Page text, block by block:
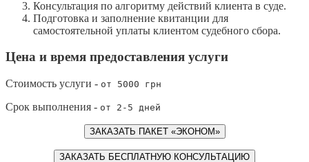
Консультация по алгоритму действий клиента в суде.
Подготовка и заполнение квитанции для
самостоятельной уплаты клиентом судебного сбора.
Цена и время предоставления услуги
Стоимость услуги - от 5000 грн
Срок выполнения - от 2-5 дней
ЗАКАЗАТЬ ПАКЕТ «ЭКОНОМ»
ЗАКАЗАТЬ БЕСПЛАТНУЮ КОНСУЛЬТАЦИЮ